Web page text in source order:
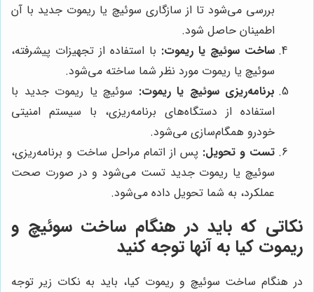
بررسی می‌شود تا از سازگاری سوئیچ یا ریموت جدید با آن
اطمینان حاصل شود.
ساخت سوئیچ یا ریموت: با استفاده از تجهیزات پیشرفته،
سوئیچ یا ریموت مورد نظر شما ساخته می‌شود.
برنامه‌ریزی سوئیچ یا ریموت: سوئیچ یا ریموت جدید با
استفاده از دستگاه‌های برنامه‌ریزی، با سیستم امنیتی
خودرو همگام‌سازی می‌شود.
تست و تحویل: پس از اتمام مراحل ساخت و برنامه‌ریزی،
سوئیچ یا ریموت جدید تست می‌شود و در صورت صحت
عملکرد، به شما تحویل داده می‌شود.
نکاتی که باید در هنگام ساخت سوئیچ و
ریموت کیا به آنها توجه کنید
در هنگام ساخت سوئیچ و ریموت کیا، باید به نکات زیر توجه